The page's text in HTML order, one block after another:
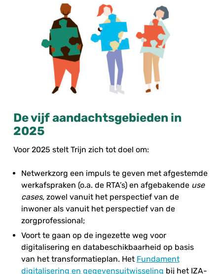
De vijf aandachtsgebieden in
2025
Voor 2025 stelt Trijn zich tot doel om:
Netwerkzorg een impuls te geven met afgestemde
werkafspraken (o.a. de RTA’s) en afgebakende use
cases, zowel vanuit het perspectief van de
inwoner als vanuit het perspectief van de
zorgprofessional;
Voort te gaan op de ingezette weg voor
digitalisering en databeschikbaarheid op basis
van het transformatieplan. Het Fundament
digitalisering en gegevensuitwisseling bij het IZA-